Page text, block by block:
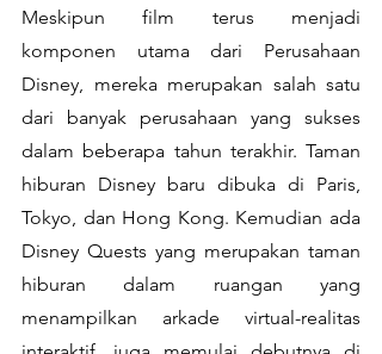
Meskipun film terus menjadi
komponen utama dari Perusahaan
Disney, mereka merupakan salah satu
dari banyak perusahaan yang sukses
dalam beberapa tahun terakhir. Taman
hiburan Disney baru dibuka di Paris,
Tokyo, dan Hong Kong. Kemudian ada
Disney Quests yang merupakan taman
hiburan dalam ruangan yang
menampilkan arkade virtual-realitas